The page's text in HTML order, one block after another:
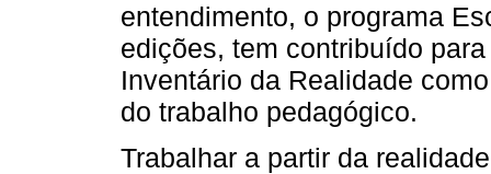
entendimento, o programa
edições, tem contribuído
Inventário da Realidade
do trabalho pedagógico.
Trabalhar a partir da